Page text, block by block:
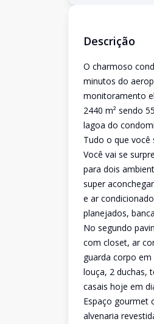
Descrição
O charmoso
minutos do
monitoramento
2440 m² sendo
lagoa do
Tudo o que você
Você vai se
para dois
super
e ar
planejados,
No segundo
com closet, ar
guarda corpo
louça, 2 duchas,
casais hoje em
Espaço gourmet
alvenaria